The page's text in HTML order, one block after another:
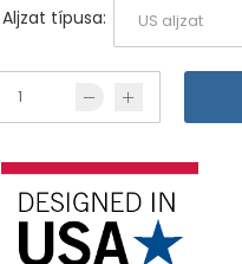
Aljzat típusa: